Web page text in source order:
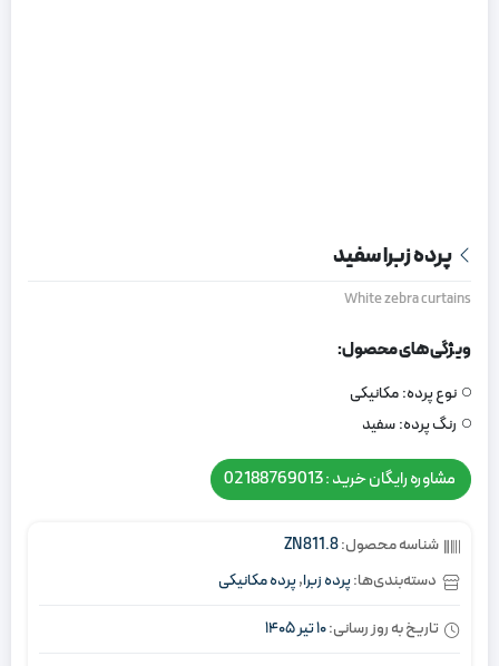
پرده زبرا سفید
White zebra curtains
ویژگی های محصول:
نوع پرده:مکانیکی
رنگ پرده:سفید
مشاوره رایگان خرید : 02188769013
شناسه محصول:ZN811.8
دسته‌بندی‌ها:پرده زبرا,پرده مکانیکی
تاریخ به روز رسانی:10 تیر 1405